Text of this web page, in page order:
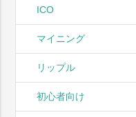
ICO
マイニング
リップル
初心者向け